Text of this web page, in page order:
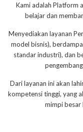
Kami adalah Platform
belajar dan
Menyediakan layanan
model bisnis),
standar industri), dan
Dari layanan ini akan
kompetensi tinggi, yang
mimpi besar